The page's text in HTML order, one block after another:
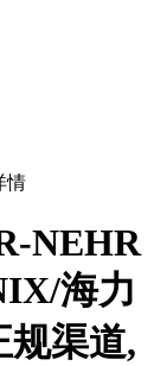
情
NEHR
海力
规渠道,